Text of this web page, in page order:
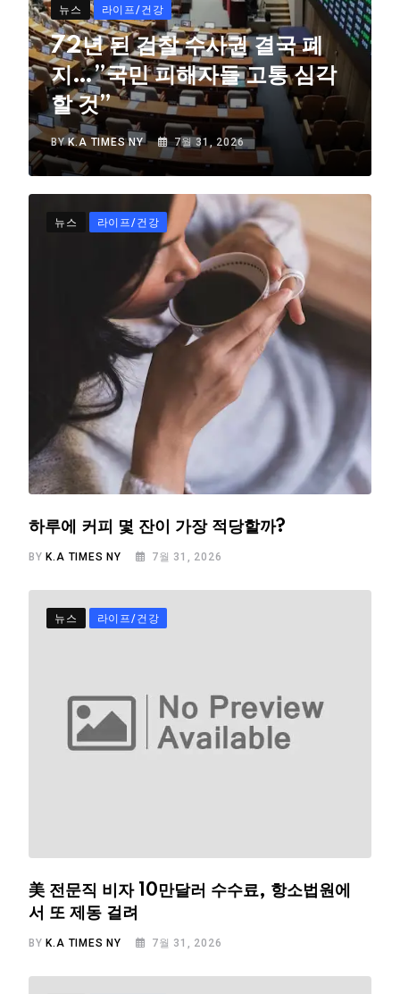
뉴스 라이프/건강
72년 된 검찰 수사권 결국 폐
지…”국민 피해자들 고통 심각
할 것”
BYK.A TIMES NY 7월 31, 2026
뉴스 라이프/건강
하루에 커피 몇 잔이 가장 적당할까?
BYK.A TIMES NY 7월 31, 2026
뉴스 라이프/건강
美 전문직 비자 10만달러 수수료, 항소법원에
서 또 제동 걸려
BY K.A TIMES NY 7월 31, 2026